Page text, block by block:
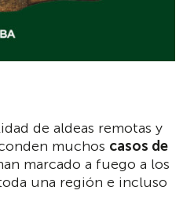
de aldeas remotas y
muchos casos de
marcado a fuego a los
una región e incluso